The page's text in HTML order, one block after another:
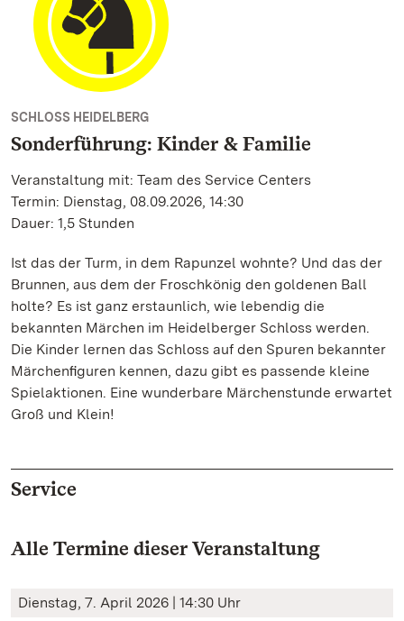
SCHLOSS HEIDELBERG
Sonderführung: Kinder & Familie
Veranstaltung mit: Team des Service Centers
Termin: Dienstag, 08.09.2026, 14:30
Dauer: 1,5 Stunden
Ist das der Turm, in dem Rapunzel wohnte? Und das der
Brunnen, aus dem der Froschkönig den goldenen Ball
holte? Es ist ganz erstaunlich, wie lebendig die
bekannten Märchen im Heidelberger Schloss werden.
Die Kinder lernen das Schloss auf den Spuren bekannter
Märchenﬁguren kennen, dazu gibt es passende kleine
Spielaktionen. Eine wunderbare Märchenstunde erwartet
Groß und Klein!
Service
Alle Termine dieser Veranstaltung
Dienstag, 7. April 2026 | 14:30 Uhr